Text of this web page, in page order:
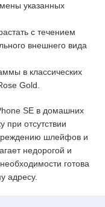
указанных
с течением
внешнего вида
в классических
Gold.
SE в домашних
при отсутствии
шлейфов и
недорогой и
готова
адресу.